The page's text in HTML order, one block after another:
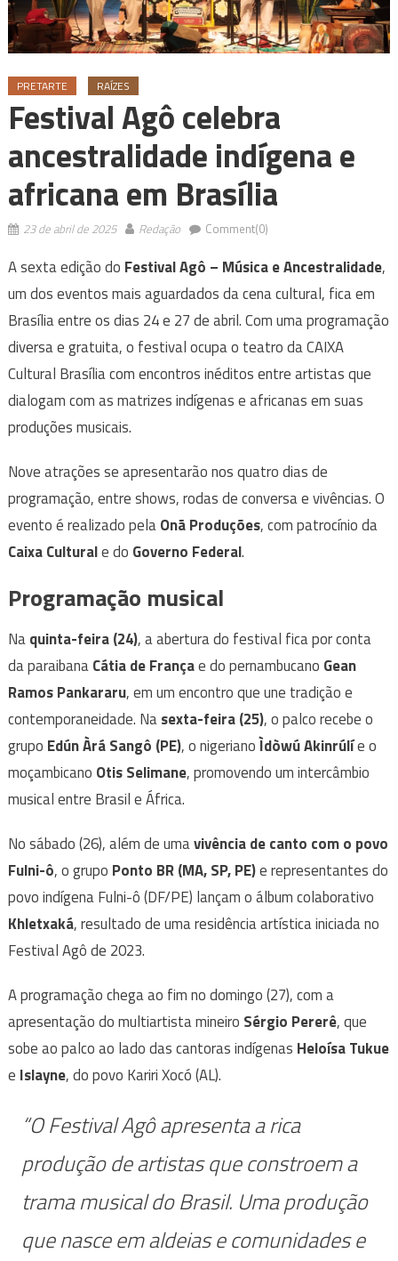
PRETARTE RAÍZES
Festival Agô celebra
ancestralidade indígena e
africana em Brasília
23 de abril de 2025 Redação Comment(0)
A sexta edição do Festival Agô – Música e Ancestralidade,
um dos eventos mais aguardados da cena cultural, fica em
Brasília entre os dias 24 e 27 de abril. Com uma programação
diversa e gratuita, o festival ocupa o teatro da CAIXA
Cultural Brasília com encontros inéditos entre artistas que
dialogam com as matrizes indígenas e africanas em suas
produções musicais.
Nove atrações se apresentarão nos quatro dias de
programação, entre shows, rodas de conversa e vivências. O
evento é realizado pelaOnã Produções, com patrocínio da
Caixa Culturale do Governo Federal.
Programação musical
Naquinta-feira (24), a abertura do festival fica por conta
da paraibanaCátia de Françae do pernambucano Gean
Ramos Pankararu, em um encontro que une tradição e
contemporaneidade. Nasexta-feira (25), o palco recebe o
grupo Edún Àrá Sangô (PE), o nigerianoÌdòwú Akinrúlíe o
moçambicano Otis Selimane, promovendo um intercâmbio
musical entre Brasil e África.
No sábado (26), além de umavivência de canto com o povo
Fulni-ô, o grupo Ponto BR (MA, SP, PE)e representantes do
povo indígena Fulni-ô (DF/PE) lançam o álbum colaborativo
Khletxaká, resultado de uma residência artística iniciada no
Festival Agô de 2023.
A programação chega ao fim no domingo (27), com a
apresentação do multiartista mineiro Sérgio Pererê, que
sobe ao palco ao lado das cantoras indígenas Heloísa Tukue
e Islayne, do povo Kariri Xocó (AL).
“O Festival Agô apresenta a rica
produção de artistas que constroem a
trama musical do Brasil. Uma produção
que nasce em aldeias e comunidades e